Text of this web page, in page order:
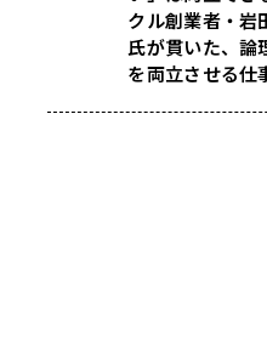
クル創業者・岩
氏が貫いた、論
を両立させる仕